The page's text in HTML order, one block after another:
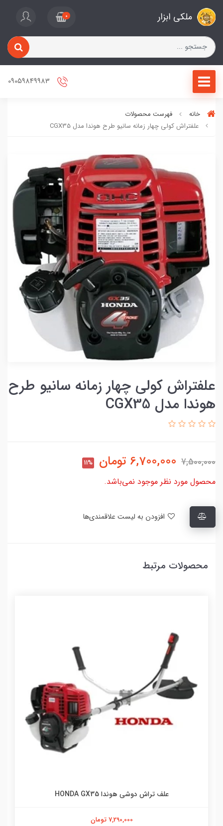
ملکی ابزار 0
خانه
فهرست محصولات
علفتراش کولی چهار زمانه سانیو طرح هوندا مدل CGX35
علفتراش کولی چهار زمانه سانیو طرح
هوندا مدل CGX35
7,500,000
6,700,000 تومان 11%
محصول مورد نظر موجود نمی‌باشد.
محصولات مرتبط
علف تراش دوشی هوندا HONDA GX35
7,290,000 تومان